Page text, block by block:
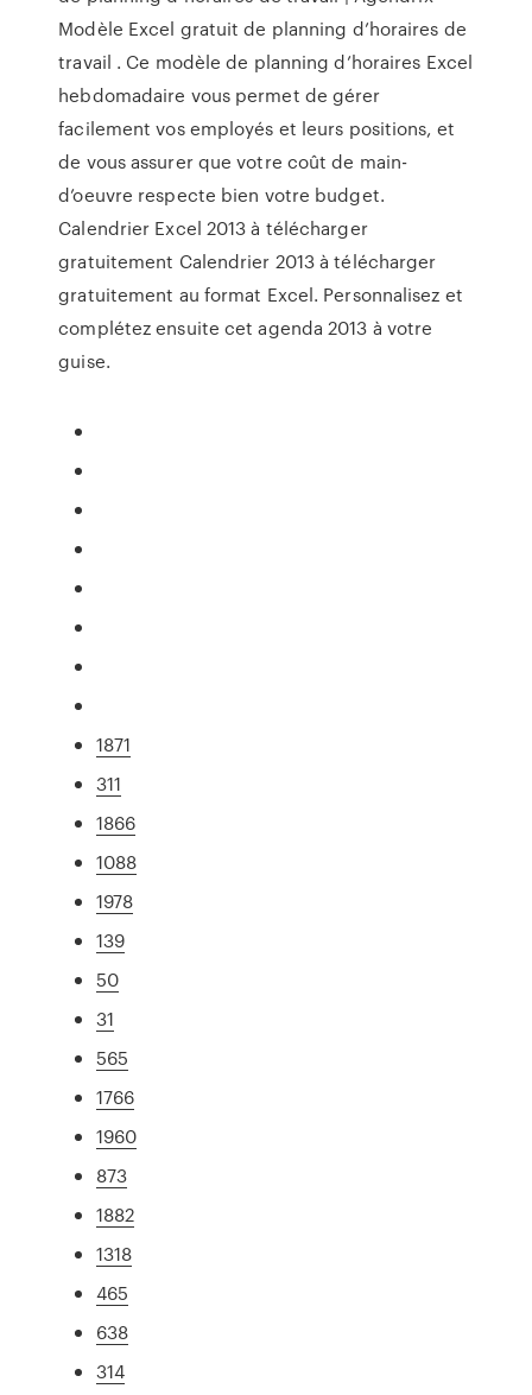
Modèle Excel gratuit de planning d’horaires de
travail . Ce modèle de planning d’horaires Excel
hebdomadaire vous permet de gérer
facilement vos employés et leurs positions, et
de vous assurer que votre coût de main-
d’oeuvre respecte bien votre budget.
Calendrier Excel 2013 à télécharger
gratuitement Calendrier 2013 à télécharger
gratuitement au format Excel. Personnalisez et
complétez ensuite cet agenda 2013 à votre
guise.
1871
311
1866
1088
1978
139
50
31
565
1766
1960
873
1882
1318
465
638
314